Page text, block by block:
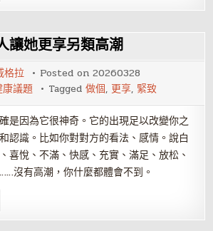
讓她更享另類高潮
格拉 Posted on20260328
康議題 Tagged做個, 更享, 緊致
是因為它很神奇。它的出現足以改變你之
認識。比如你對對方的看法、感情。說白
喜悅、不滿、快感、充實、滿足、放松、
沒有高潮，你什麼都體會不到。